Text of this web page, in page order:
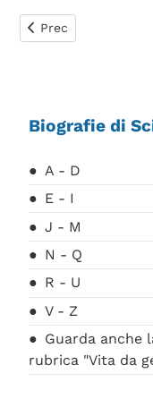
Articolo precedente:
Prec
Biografie di
A - D
E - I
J - M
N - Q
R - U
V - Z
Guarda anche
rubrica "Vita da